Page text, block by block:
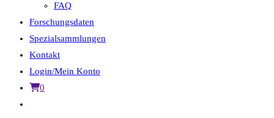
FAQ
Forschungsdaten
Spezialsammlungen
Kontakt
Login/Mein Konto
0